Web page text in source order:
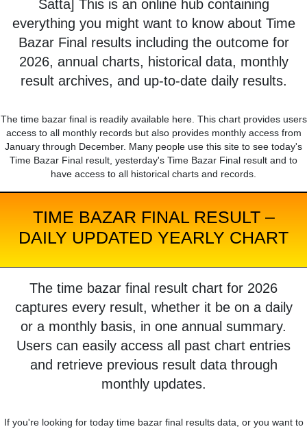
Satta] This is an online hub containing
everything you might want to know about Time
Bazar Final results including the outcome for
2026, annual charts, historical data, monthly
result archives, and up-to-date daily results.
The time bazar final is readily available here. This chart provides users
access to all monthly records but also provides monthly access from
January through December. Many people use this site to see today's
Time Bazar Final result, yesterday's Time Bazar Final result and to
have access to all historical charts and records.
TIME BAZAR FINAL RESULT –
DAILY UPDATED YEARLY CHART
The time bazar final result chart for 2026
captures every result, whether it be on a daily
or a monthly basis, in one annual summary.
Users can easily access all past chart entries
and retrieve previous result data through
monthly updates.
If you're looking for today time bazar final results data, or you want to